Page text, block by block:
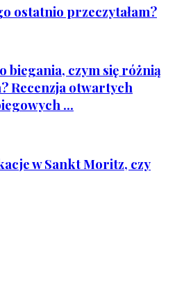
ostatnio przeczytałam?
biegania, czym się różnią
Recenzja otwartych
...
w Sankt Moritz, czy